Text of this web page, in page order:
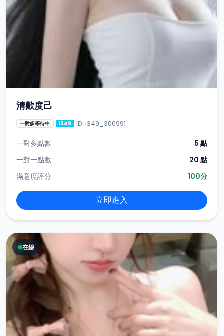
清歡度己
一對多等待中 i349 ID: i349_300991
一對多點數
5 點
一對一點數
20 點
滿意度評分
100分
立即進入
在線